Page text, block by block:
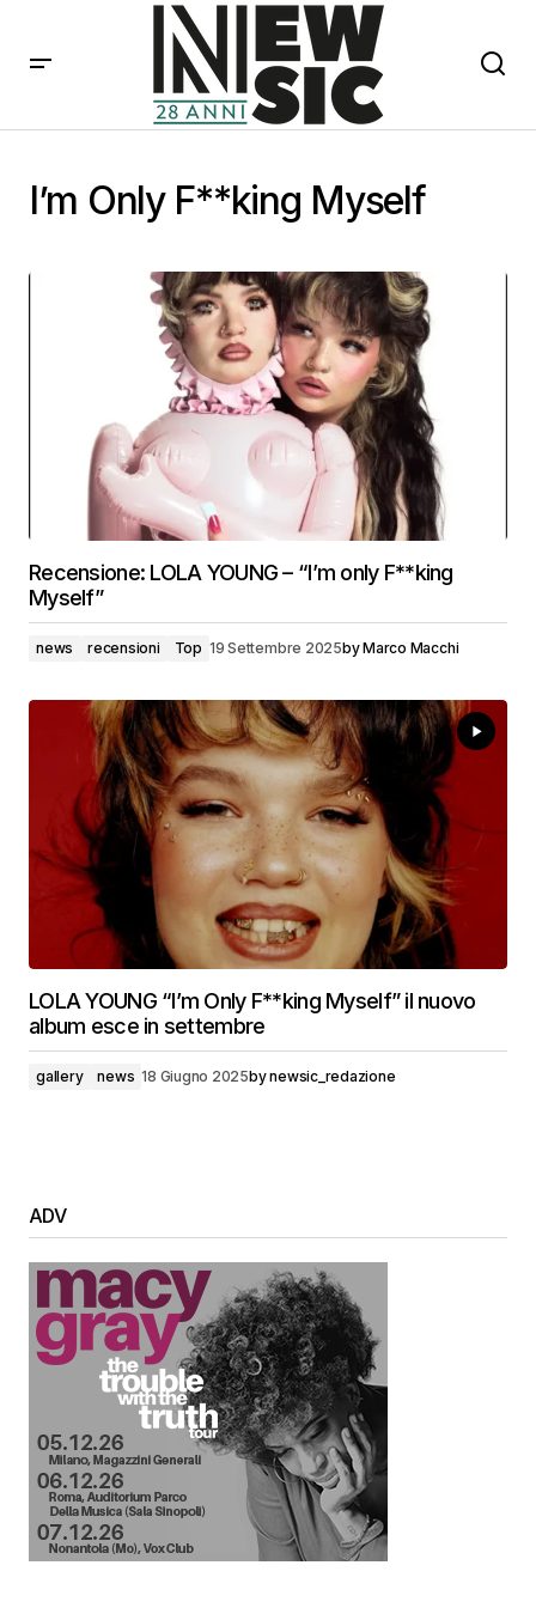
I’m Only F**king Myself
Recensione: LOLA YOUNG – “I’m only F**king
Myself”
news recensioni Top 19 Settembre 2025byMarco Macchi
LOLA YOUNG “I’m Only F**king Myself” il nuovo
album esce in settembre
gallery news 18 Giugno 2025bynewsic_redazione
ADV